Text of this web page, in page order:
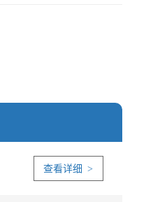
查看详细 >